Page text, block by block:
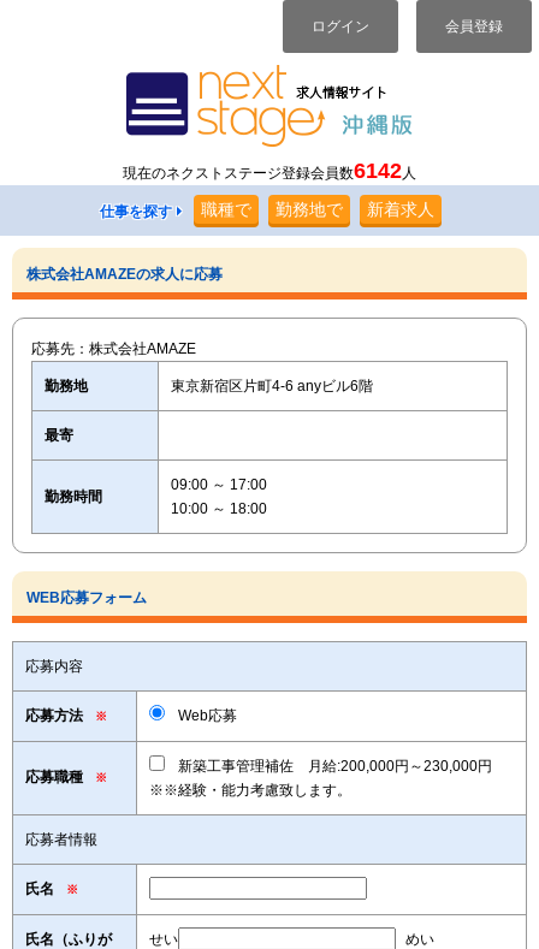
ログイン 会員登録
現在のネクストステージ登録会員数6142人
仕事を探す 職種で 勤務地で 新着求人
株式会社AMAZEの求人に応募
応募先：株式会社AMAZE
勤務地 東京新宿区片町4-6 anyビル6階
最寄
勤務時間
09:00 ～ 17:00
10:00 ～ 18:00
WEB応募フォーム
応募内容
応募方法 ※ Web応募
応募職種 ※
新築工事管理補佐 月給:200,000円～230,000円
※※経験・能力考慮致します。
応募者情報
氏名 ※
氏名（ふりが
せい めい